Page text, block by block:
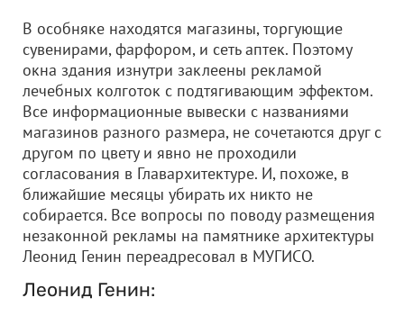
В особняке находятся магазины, торгующие
сувенирами, фарфором, и сеть аптек. Поэтому
окна здания изнутри заклеены рекламой
лечебных колготок с подтягивающим эффектом.
Все информационные вывески с названиями
магазинов разного размера, не сочетаются друг с
другом по цвету и явно не проходили
согласования в Главархитектуре. И, похоже, в
ближайшие месяцы убирать их никто не
собирается. Все вопросы по поводу размещения
незаконной рекламы на памятнике архитектуры
Леонид Генин переадресовал в МУГИСО.
Леонид Генин: